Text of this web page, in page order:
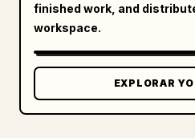
finished work, and
workspace.
EXPLORAR